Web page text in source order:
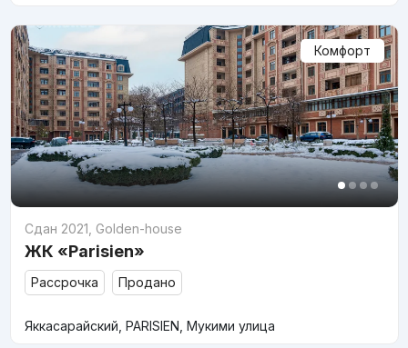
Комфорт
Сдан 2021 Golden-house
ЖК «Parisien»
Рассрочка Продано
Яккасарайский, PARISIEN, Мукими улица